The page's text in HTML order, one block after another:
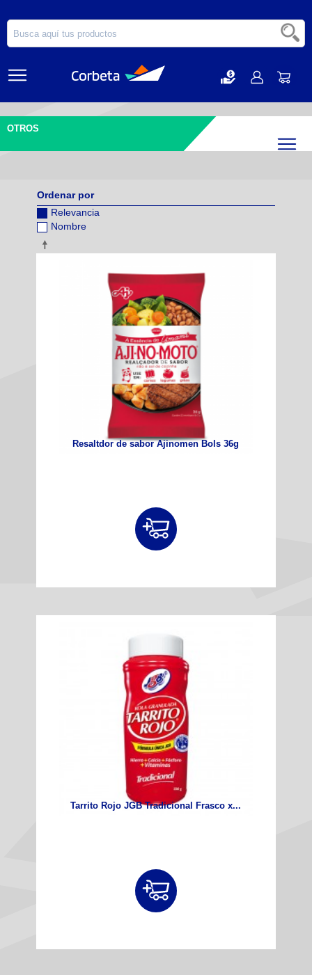
OTROS
Ordenar por
Relevancia
Nombre
Resaltdor de sabor Ajinomen Bols 36g
Tarrito Rojo JGB Tradicional Frasco x...